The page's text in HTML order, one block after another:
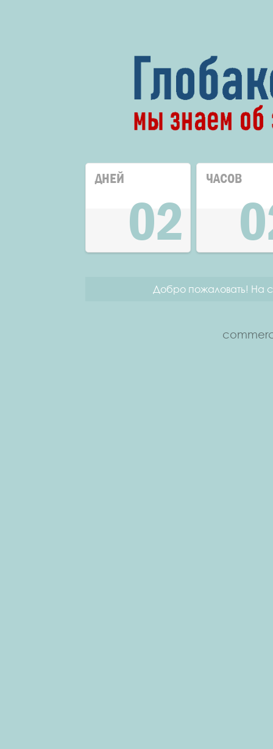
ДНЕЙ
02
ЧАСОВ
Добро пожаловать! На